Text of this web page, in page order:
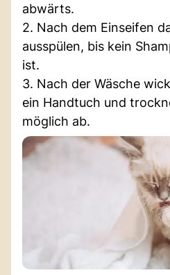
abwärts.
2. Nach dem Einseifen
ausspülen, bis kein
ist.
3. Nach der Wäsche
ein Handtuch und
möglich ab.